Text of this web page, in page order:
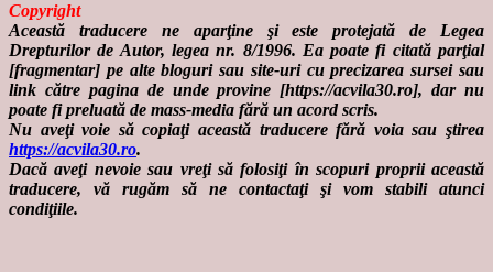
Copyright
Această traducere ne aparţine şi este protejată de Legea
Drepturilor de Autor, legea nr. 8/1996. Ea poate fi citată parţial
[fragmentar] pe alte bloguri sau site-uri cu precizarea sursei sau
link către pagina de unde provine [https://acvila30.ro], dar nu
poate fi preluată de mass-media fără un acord scris.
Nu aveţi voie să copiaţi această traducere fără voia sau ştirea
https://acvila30.ro.
Dacă aveţi nevoie sau vreţi să folosiţi în scopuri proprii această
traducere, vă rugăm să ne contactaţi şi vom stabili atunci
condiţiile.